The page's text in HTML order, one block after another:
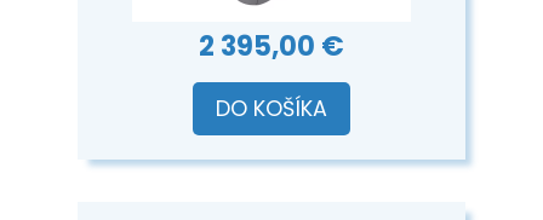
2 395,00 €
DO KOŠÍKA